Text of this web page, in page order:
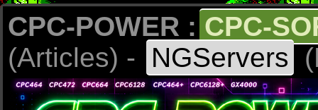
CPC-POWER : CPC-
(Articles) -
NGServers